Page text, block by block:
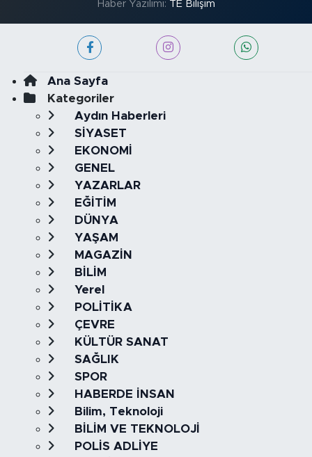
Haber Yazılımı: TE Bilişim
Ana Sayfa
Kategoriler
Aydın Haberleri
SİYASET
EKONOMİ
GENEL
YAZARLAR
EĞİTİM
DÜNYA
YAŞAM
MAGAZİN
BİLİM
Yerel
POLİTİKA
ÇEVRE
KÜLTÜR SANAT
SAĞLIK
SPOR
HABERDE İNSAN
Bilim, Teknoloji
BİLİM VE TEKNOLOJİ
POLİS ADLİYE